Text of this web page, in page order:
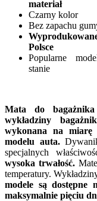
materiał
Czarny kolor
Bez zapachu
Polsce
Popularne
stanie
Mata do
wykładziny
wykonana na miarę
modelu auta.
specjalnych
wysoka trwałość.
temperatury.
modele są dostępne
maksymalnie pięciu